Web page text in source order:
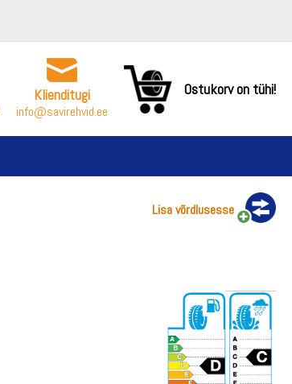
Klienditugi
info@savirehvid.ee
Ostukorv on tühi!
Lisa võrdlusesse